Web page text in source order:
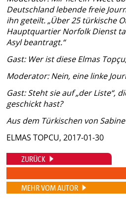
Deutschland lebende freie
ihn geteilt. „Über 25 türkische
Hauptquartier Norfolk Dienst
Asyl beantragt.“
Gast: Wer ist diese Elmas
Moderator: Nein, eine linke
Gast: Steht sie auf „der Liste“,
geschickt hast?
Aus dem Türkischen von
ELMAS TOPCU, 2017-01-30
ZURÜCK
MEHR VOM AUTOR